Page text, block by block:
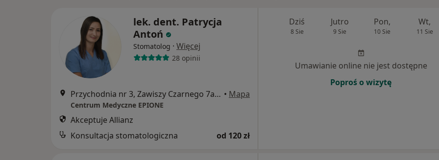
lek. dent. Patrycja
Antoń
Stomatolog · Więcej
28 opinii
Przychodnia nr 3, Zawiszy Czarnego 7a, Katowice, Katowice • Mapa
Centrum Medyczne EPIONE
Akceptuje Allianz
Konsultacja stomatologiczna
od 120 zł
Dziś
8 Sie
Jutro
9 Sie
Pon,
10 Sie
Wt,
11 Sie
Umawianie online nie jest dostępne
Poproś o wizytę